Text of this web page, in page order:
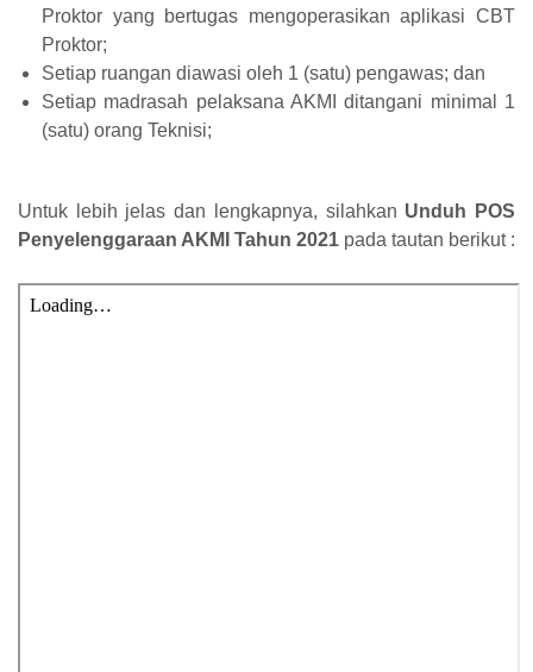
Proktor yang bertugas mengoperasikan aplikasi CBT
Proktor;
Setiap ruangan diawasi oleh 1 (satu) pengawas; dan
Setiap madrasah pelaksana AKMI ditangani minimal 1
(satu) orang Teknisi;
Untuk lebih jelas dan lengkapnya, silahkan Unduh POS
Penyelenggaraan AKMI Tahun 2021 pada tautan berikut :